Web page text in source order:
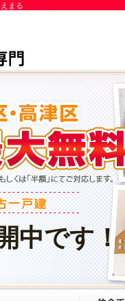
まる
中です！